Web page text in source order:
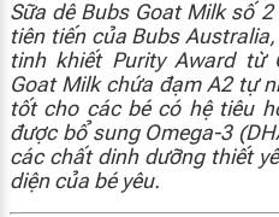
Sữa dê Bubs Goat Milk số
tiên tiến của Bubs
tinh khiết Purity Award từ
Goat Milk chứa đạm A2 tự
tốt cho các bé có hệ tiêu
được bổ sung Omega-3
các chất dinh dưỡng thiết
diện của bé yêu.